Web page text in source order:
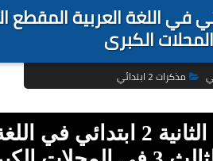
للسنة الثانية 2 ابتدائي في اللغة
الكبرى
مذكرات 2 ابتدائي
تحميل المذكرات الوزارية للسنة